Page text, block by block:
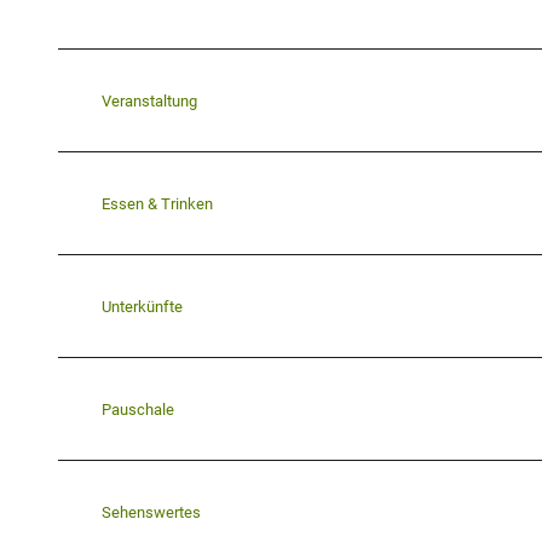
Veranstaltung
Essen & Trinken
Unterkünfte
Pauschale
Sehenswertes